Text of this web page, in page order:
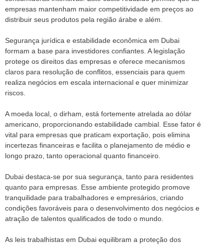
empresas mantenham maior competitividade em preços ao
distribuir seus produtos pela região árabe e além.
Segurança jurídica e estabilidade econômica em Dubai
formam a base para investidores confiantes. A legislação
protege os direitos das empresas e oferece mecanismos
claros para resolução de conflitos, essenciais para quem
realiza negócios em escala internacional e quer minimizar
riscos.
A moeda local, o dirham, está fortemente atrelada ao dólar
americano, proporcionando estabilidade cambial. Esse fator é
vital para empresas que praticam exportação, pois elimina
incertezas financeiras e facilita o planejamento de médio e
longo prazo, tanto operacional quanto financeiro.
Dubai destaca-se por sua segurança, tanto para residentes
quanto para empresas. Esse ambiente protegido promove
tranquilidade para trabalhadores e empresários, criando
condições favoráveis para o desenvolvimento dos negócios e
atração de talentos qualificados de todo o mundo.
As leis trabalhistas em Dubai equilibram a proteção dos